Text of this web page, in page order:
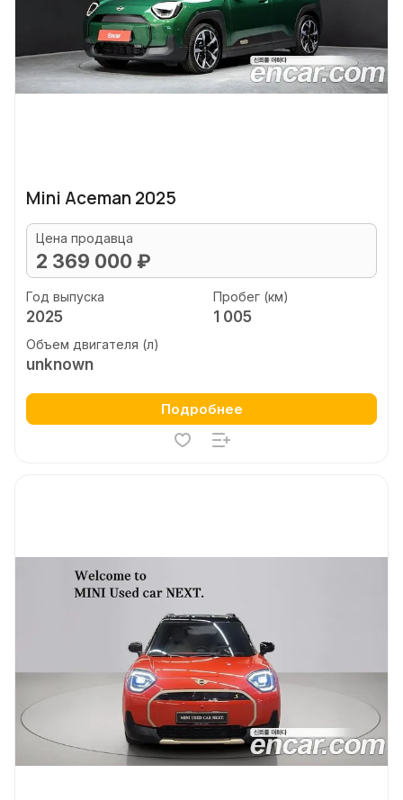
Mini Aceman 2025
Цена продавца
2 369 000 ₽
Год выпуска
2025
Пробег (км)
1 005
Объем двигателя (л)
unknown
Подробнее